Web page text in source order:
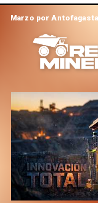
Marzo por